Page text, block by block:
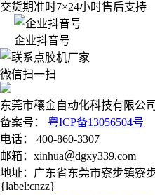
交货期准时7×24小时售后支持
企业抖音号
微信扫一扫
东莞市穰金自动化科技有限公司
备案号： 粤ICP备13056504号
电话： 400-860-3307
邮箱：xinhua＠dgxy339.com
地址：广东省东莞市寮步镇寮
{label:cnzz}